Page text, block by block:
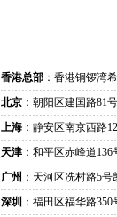
香港总部 ：香港铜锣湾
北京 ：朝阳区建国路81
上海 ：静安区南京西路
天津 ：和平区赤峰道
广州 ：天河区冼村路5
深圳 ：福田区福华路